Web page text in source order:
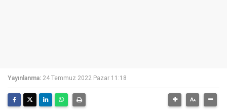
Yayınlanma: 24 Temmuz 2022 Pazar 11:18